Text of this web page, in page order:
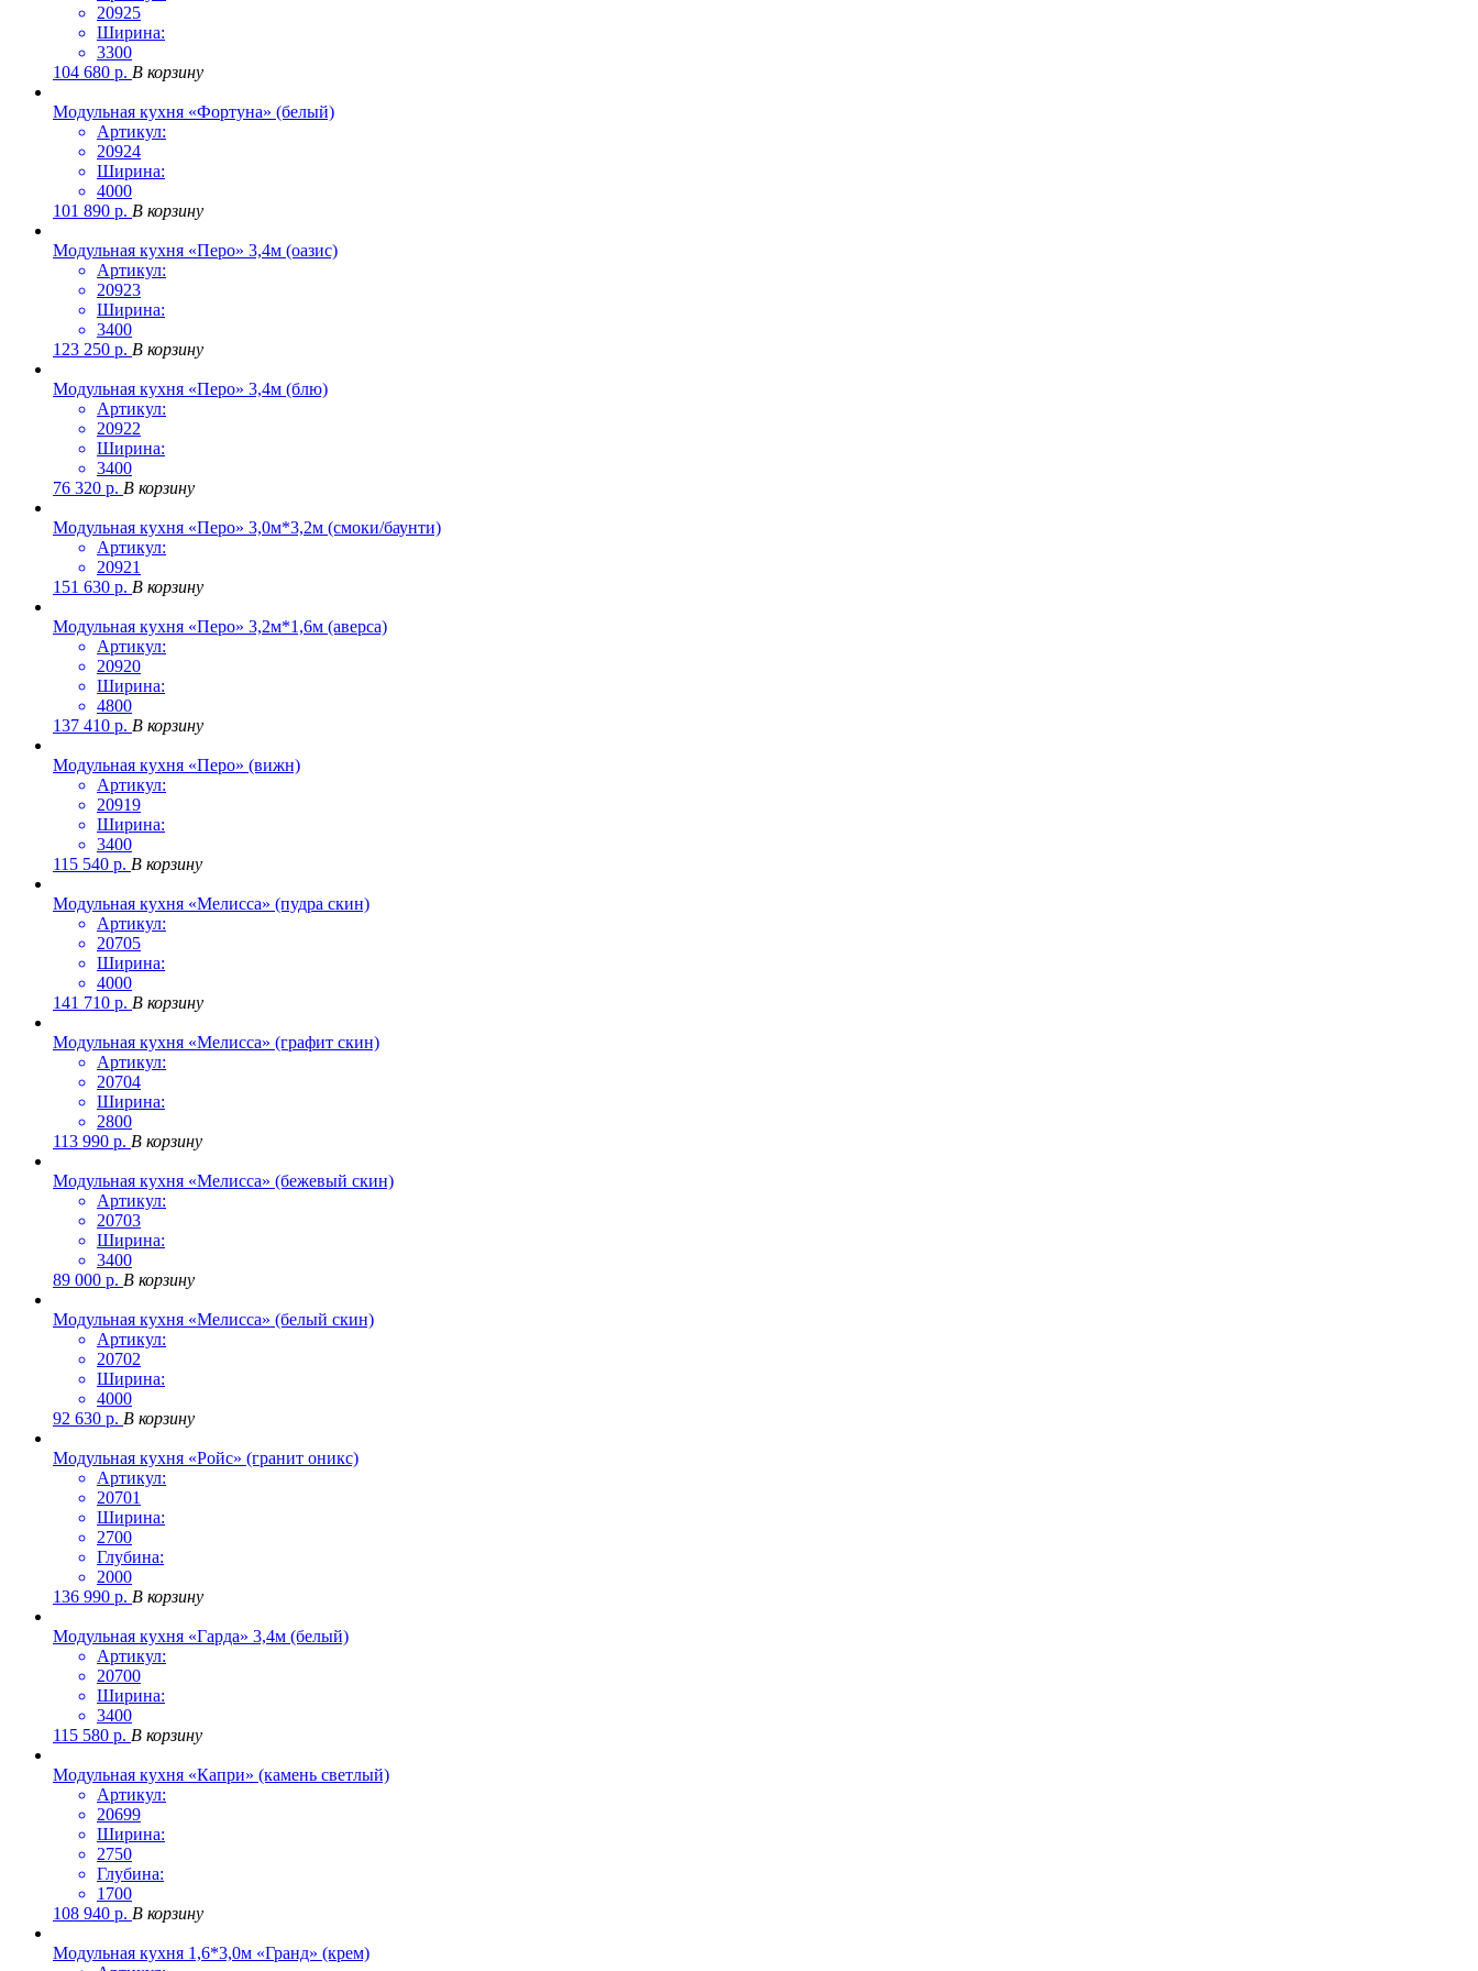
20925
Ширина:
3300
104 680 р. В корзину
Модульная кухня «Фортуна» (белый)
Артикул:
20924
Ширина:
4000
101 890 р. В корзину
Модульная кухня «Перо» 3,4м (оазис)
Артикул:
20923
Ширина:
3400
123 250 р. В корзину
Модульная кухня «Перо» 3,4м (блю)
Артикул:
20922
Ширина:
3400
76 320 р. В корзину
Модульная кухня «Перо» 3,0м*3,2м (смоки/баунти)
Артикул:
20921
151 630 р. В корзину
Модульная кухня «Перо» 3,2м*1,6м (аверса)
Артикул:
20920
Ширина:
4800
137 410 р. В корзину
Модульная кухня «Перо» (вижн)
Артикул:
20919
Ширина:
3400
115 540 р. В корзину
Модульная кухня «Мелисса» (пудра скин)
Артикул:
20705
Ширина:
4000
141 710 р. В корзину
Модульная кухня «Мелисса» (графит скин)
Артикул:
20704
Ширина:
2800
113 990 р. В корзину
Модульная кухня «Мелисса» (бежевый скин)
Артикул:
20703
Ширина:
3400
89 000 р. В корзину
Модульная кухня «Мелисса» (белый скин)
Артикул:
20702
Ширина:
4000
92 630 р. В корзину
Модульная кухня «Ройс» (гранит оникс)
Артикул:
20701
Ширина:
2700
Глубина:
2000
136 990 р. В корзину
Модульная кухня «Гарда» 3,4м (белый)
Артикул:
20700
Ширина:
3400
115 580 р. В корзину
Модульная кухня «Капри» (камень светлый)
Артикул:
20699
Ширина:
2750
Глубина:
1700
108 940 р. В корзину
Модульная кухня 1,6*3,0м «Гранд» (крем)